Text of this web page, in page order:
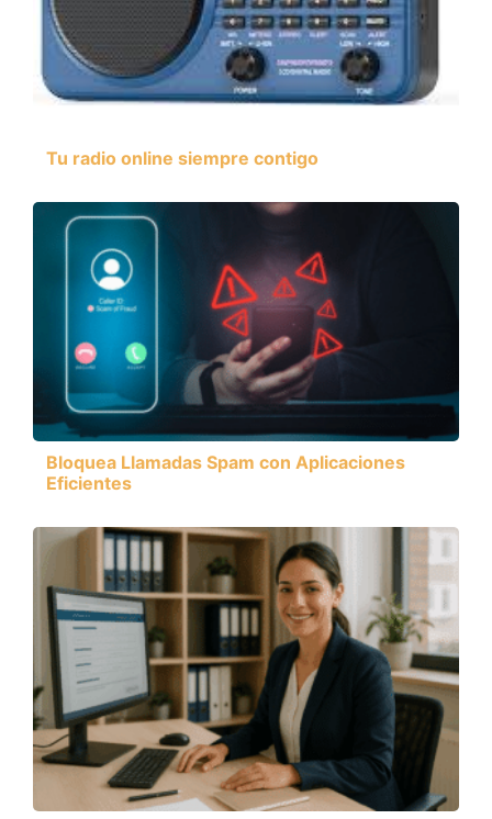
Tu radio online siempre contigo
Bloquea Llamadas Spam con Aplicaciones
Eficientes